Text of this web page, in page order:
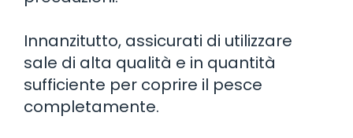
Innanzitutto, assicurati di utilizzare
sale di alta qualità e in quantità
sufficiente per coprire il pesce
completamente.